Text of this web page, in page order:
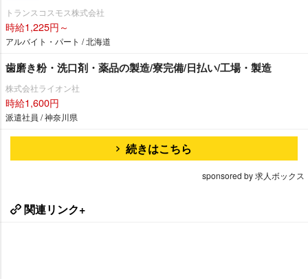
トランスコスモス株式会社
時給1,225円～
アルバイト・パート / 北海道
歯磨き粉・洗口剤・薬品の製造/寮完備/日払い/工場・製造
株式会社ライオン社
時給1,600円
派遣社員 / 神奈川県
続きはこちら
sponsored by 求人ボックス
関連リンク+